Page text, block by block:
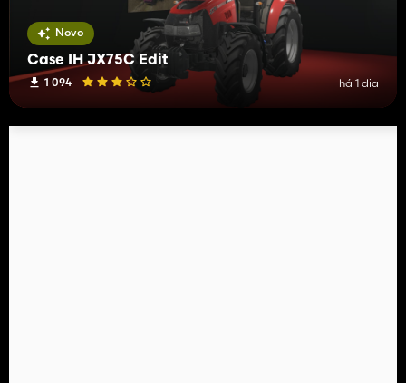
Novo
Case IH JX75C Edit
1 094 há 1 dia